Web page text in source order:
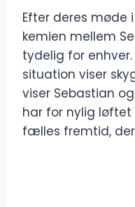
Efter deres møde
kemien mellem
tydelig for
situation viser
viser Sebastian
har for nylig løftet
fælles fremtid,